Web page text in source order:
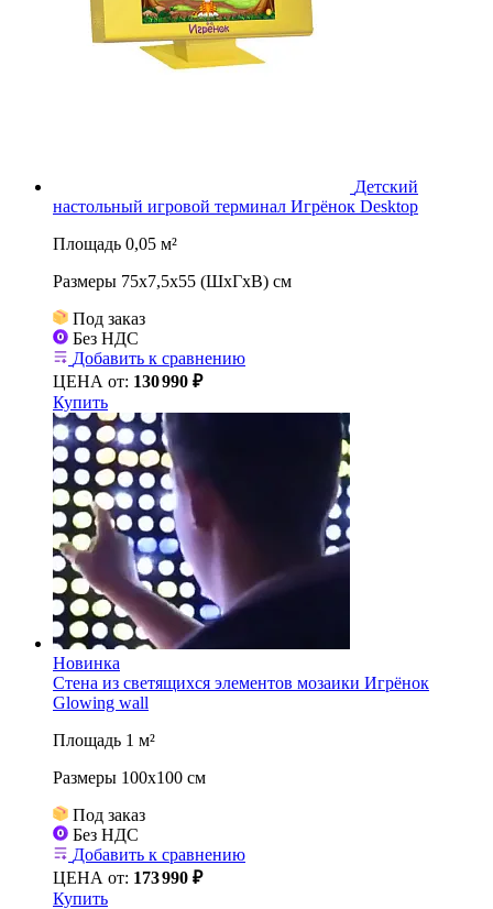
Детский
настольный игровой терминал Игрёнок Desktop
Площадь 0,05 м²
Размеры 75х7,5x55 (ШхГхВ) см
Под заказ
Без НДС
Добавить к сравнению
ЦЕНА от: 130990 ₽
Купить
Новинка
Стена из светящихся элементов мозаики Игрёнок
Glowing wall
Площадь 1 м²
Размеры 100х100 см
Под заказ
Без НДС
Добавить к сравнению
ЦЕНА от: 173990 ₽
Купить